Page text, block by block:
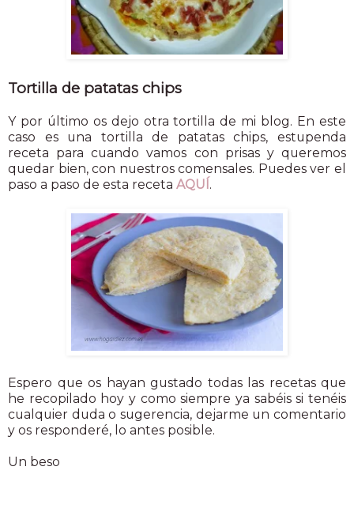
Tortilla de patatas chips
Y por último os dejo otra tortilla de mi blog. En este
caso es una tortilla de patatas chips, estupenda
receta para cuando vamos con prisas y queremos
quedar bien, con nuestros comensales. Puedes ver el
paso a paso de esta receta AQUÍ.
Espero que os hayan gustado todas las recetas que
he recopilado hoy y como siempre ya sabéis si tenéis
cualquier duda o sugerencia, dejarme un comentario
y os responderé, lo antes posible.
Un beso